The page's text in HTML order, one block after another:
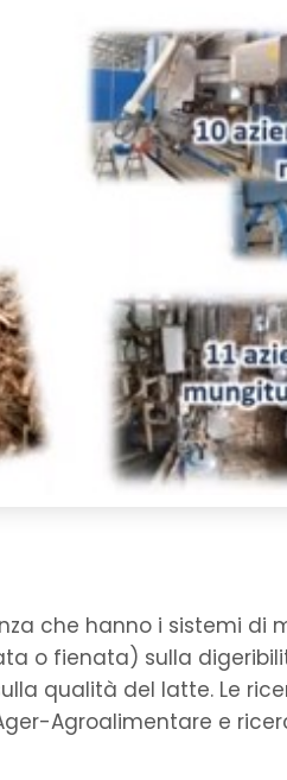
che hanno i sistemi di
o fienata) sulla
qualità del latte. Le
Agroalimentare e